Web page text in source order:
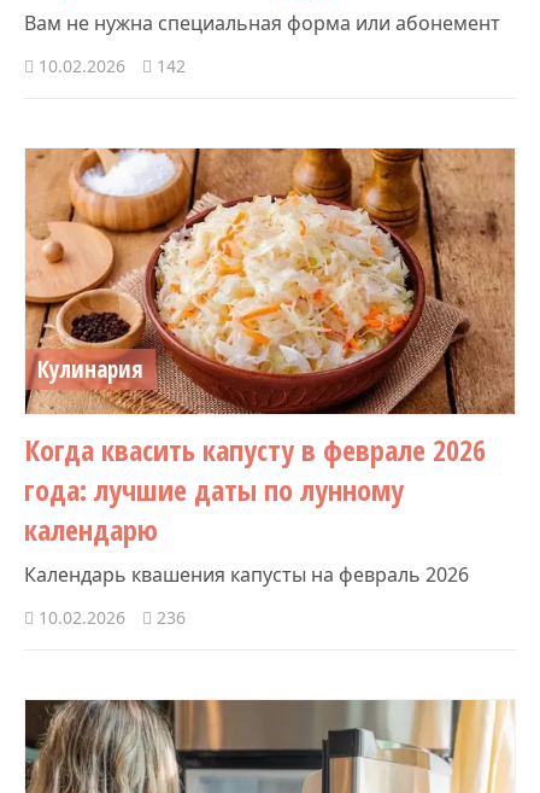
Вам не нужна специальная форма или абонемент
10.02.2026 142
Кулинария
Когда квасить капусту в феврале 2026
года: лучшие даты по лунному
календарю
Календарь квашения капусты на февраль 2026
10.02.2026 236